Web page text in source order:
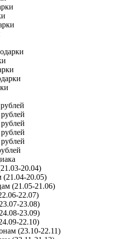
20.04)
(21.04-20.05)
(21.05-21.06)
22.07)
23.08)
23.09)
22.10)
(23.10-22.11)